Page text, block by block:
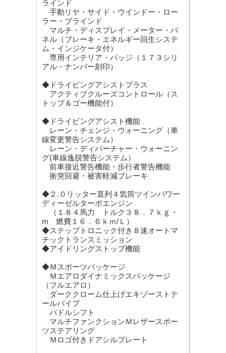
ラインド
手動リヤ・サイド・ウインドー・ロー
ラー・ブラインド
マルチ・ディスプレイ・メーター・パ
ネル（ブレーキ・エネルギー回生システ
ム・インジケータ付）
専用インテリア・バッジ（１７３シリ
アル・ナンバー刻印）
◆ドライビングアシストプラス
アクティブクルーズコントロール（ス
トップ＆ゴー機能付）
◆ドライビングアシスト機能
レーン・チェンジ・ウォーニング（車
線変更警告システム）
レーン・ディパーチャー・ウォーニン
グ(車線逸脱警告システム）
前車接近警告機能・歩行者警告機能
衝突回避・被害軽減ブレーキ
◆２.０リッター直列４気筒ツインパワー
ディーゼルターボエンジン
（１８４馬力 トルク３８．７ｋｇ・
m 燃費１６．６ｋｍ/Ｌ）
◆ステップトロニック付き８速オートマ
チックトランスミッション
◆アイドリングストップ機能
◆Ｍスポーツパッケージ
Ｍエアロダイナミックスパッケージ
（フルエアロ）
ダーククローム仕上げエキゾーストテ
ールパイプ
パドルシフト
マルチファンクションＭレザースポー
ツステアリング
Ｍロゴ付きドアシルプレート